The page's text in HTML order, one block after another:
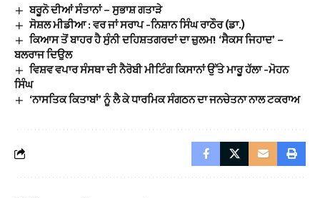
ਬਰੂਨੋ ਦੀਆਂ ਸੰਤਾਨਾਂ – ਸੁਭਾਸ਼ ਗਤਾੜੇ
ਸੋਸ਼ਲ ਮੀਡੀਆ : ਵਰ ਜਾਂ ਸਰਾਪ -ਨਿਸ਼ਾਨ ਸਿੰਘ ਰਾਠੌਰ (ਡਾ.)
ਕਿਆਸ ਤੋਂ ਬਾਹਰ ਹੈ ਸੁੰਨੀ ਦਹਿਸ਼ਤਗਰਦਾਂ ਦਾ ਜ਼ੁਲਮ! ‘ਸੈਕਸ ਜਿਹਾਦ’ –
ਬਲਰਾਜ ਦਿਉਲ
ਵਿਸ਼ਵ ਵਪਾਰ ਸੰਸਥਾ ਦੀ ਨੈਰੋਬੀ ਮੀਟਿੰਗ ਕਿਸਾਨਾਂ ਉੱਤੇ ਮਾਰੂ ਹੱਲਾ -ਮੋਹਨ
ਸਿੰਘ
‘ਨਾਸਤਿਕ ਕਿਤਾਬਾਂ’ ਨੂੰ ਲੈ ਕੇ ਧਾਰਮਿਕ ਸੰਗਠਨ ਦਾ ਜਨਚੇਤਨਾ ਨਾਲ ਟਕਰਾਅ